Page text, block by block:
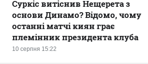
10 серпня 15:22
Суркіс витіснив Нещерета з
основи Динамо? Відомо, чому
останні матчі киян грає
племінник президента клуба